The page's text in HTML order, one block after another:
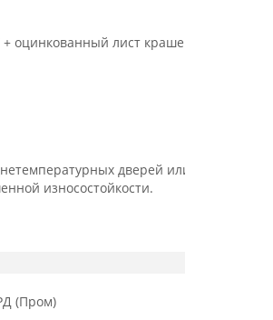
оцинкованный лист крашеная
дверей или
износостойкости.